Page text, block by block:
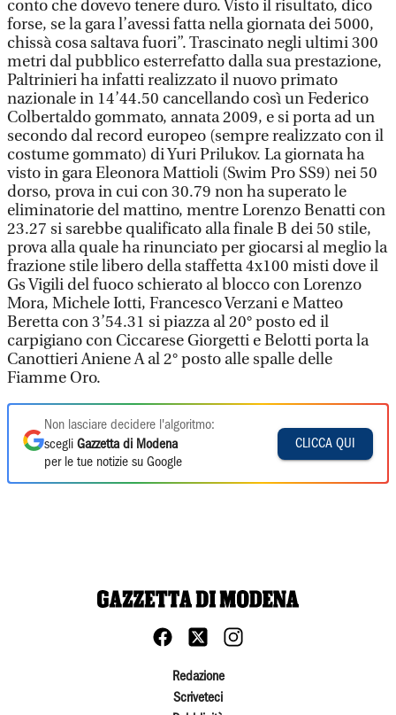
conto che dovevo tenere duro. Visto il risultato, dico
forse, se la gara l’avessi fatta nella giornata dei 5000,
chissà cosa saltava fuori”. Trascinato negli ultimi 300
metri dal pubblico esterrefatto dalla sua prestazione,
Paltrinieri ha infatti realizzato il nuovo primato
nazionale in 14’44.50 cancellando così un Federico
Colbertaldo gommato, annata 2009, e si porta ad un
secondo dal record europeo (sempre realizzato con il
costume gommato) di Yuri Prilukov. La giornata ha
visto in gara Eleonora Mattioli (Swim Pro SS9) nei 50
dorso, prova in cui con 30.79 non ha superato le
eliminatorie del mattino, mentre Lorenzo Benatti con
23.27 si sarebbe qualificato alla finale B dei 50 stile,
prova alla quale ha rinunciato per giocarsi al meglio la
frazione stile libero della staffetta 4x100 misti dove il
Gs Vigili del fuoco schierato al blocco con Lorenzo
Mora, Michele Iotti, Francesco Verzani e Matteo
Beretta con 3’54.31 si piazza al 20° posto ed il
carpigiano con Ciccarese Giorgetti e Belotti porta la
Canottieri Aniene A al 2° posto alle spalle delle
Fiamme Oro.
Non lasciare decidere l'algoritmo:
scegli Gazzetta di Modena
per le tue notizie su Google
CLICCA QUI
Redazione
Scriveteci